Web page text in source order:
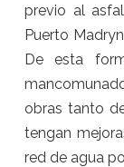
previo al
Puerto
De esta
obras tanto
tengan
red de agua